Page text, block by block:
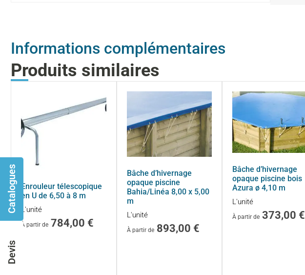
Catalogues
Devis
Informations complémentaires
Produits similaires
Enrouleur télescopique
en U de 6,50 à 8 m
L'unité
À partir de 784,00 €
Bâche d’hivernage
opaque piscine
Bahia/Linéa 8,00 x 5,00
m
L'unité
À partir de 893,00 €
Bâche d’hivernage
opaque piscine bois
Azura ø 4,10 m
L'unité
À partir de 373,00 €